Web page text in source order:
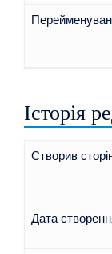
Історія
Створив
Дата